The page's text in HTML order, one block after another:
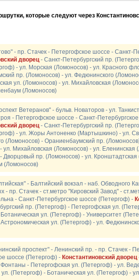
которые следуют через
- пр. Стачек - Петергофское шоссе - Санкт-
дворец- Санкт-Петербургский пр.
- ул. Морская (Ломоносов) - ул. Красного
пр. (Ломоносов) - ул. Федюнинского
ул. (Ломоносов) - ул. Михайловская
(Ломоносов)
Ветеранов" - бульв. Новаторов - ул.
- Петергофское шоссе - Санкт-
дворец- Санкт-Петербургский пр.
- ул. Жоры Антоненко (Мартышкино) - ул.
(Ломоносов) - Ораниенбаумский пр.
ул. Михайловская (Ломоносов) - ул. Еленинская
Дворцовый пр. (Ломоносов) - ул. Кронштадтская
(Ломоносов)
- Балтийский вокзал - наб. Обводного
- пр. Стачек - ст.метро "Кировский Завод" -
- Санкт-Петербургское шоссе (Петергоф) -
пр. (Петергоф) - Петергофская ул.
ул. (Петергоф) - Университет
ул. (Петергоф) - ул.
проспект" - Ленинский пр. - пр. Стачек -
шоссе (Петергоф) - Константиновский дворец
- Петергофская ул. (Петергоф) - ул.
ул. (Петергоф) - Ботаническая ул. (Петергоф) -